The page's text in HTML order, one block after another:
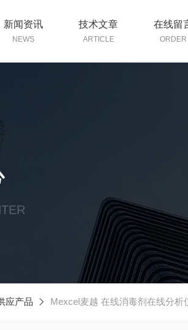
新闻资讯
NEWS
技术文章
ARTICLE
在线留
ORDER
应产品 Mexcel麦越 在线消毒剂在线分